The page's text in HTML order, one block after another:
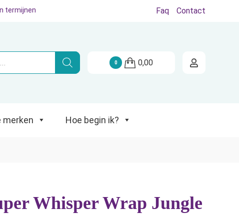
Hoe begin ik?
termijnen Faq Contact
0 0,00
merken Hoe begin ik?
Whisper Wrap Jungle